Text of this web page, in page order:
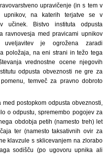
upravičenje (in s tem v
upnikov, na katerih terjatve se v
učinek. Bistvo instituta odpusta
ravnovesja med pravicami upnikov
uveljavitev je ogrožena zaradi
položaja, na eni strani in težo tega
vrednostne ocene njegovih
odpusta obveznosti ne gre za
temveč za pravno dobroto
postopkom odpusta obveznosti,
o odpustu, spremembo pogojev za
obdobja petih (namesto treh) let
ter (namesto taksativnih ovir za
klavzule s sklicevanjem na zlorabo
sodišču (po ugovoru upnika ali